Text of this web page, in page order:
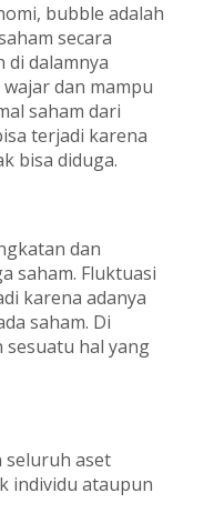
bubble adalah
secara
di dalamnya
dan mampu
saham dari
terjadi karena
bisa diduga.
dan
saham. Fluktuasi
karena adanya
saham. Di
sesuatu hal yang
seluruh aset
individu ataupun